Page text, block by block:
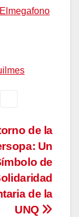
de la
Un
de
de la
UNQ